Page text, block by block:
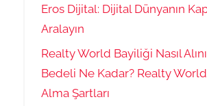
Eros Dijital: Dijital Dünyanın
Aralayın
Realty World Bayiliği Nasıl
Bedeli Ne Kadar? Realty
Alma Şartları